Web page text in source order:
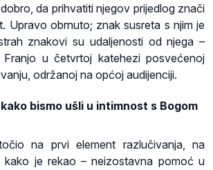
da prihvatiti njegov prijedlog znači
Upravo obrnuto; znak susreta s njim je
znakovi su udaljenosti od njega –
u četvrtoj katehezi posvećenoj
održanoj na općoj audijenciji.
bismo ušli u intimnost s Bogom
na prvi element razlučivanja, na
kako je rekao – neizostavna pomoć u